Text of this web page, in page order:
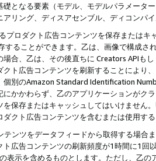
礎となる要素（モデル、モデルパラメータ
アリング、ディスアセンブル、ディコンパ
プロダクト広告コンテンツを保存または
することができます。乙は、画像で構成
合、乙は、その後直ちに Creators APIも
クト広告コンテンツを刷新することにより
個別のAmazon Standard Identification
かかわらず、乙のアプリケーションがク
を保存またはキャッシュしてはいけません
ダクト広告コンテンツを含むまたは使用す
テンツをデータフィードから取得する場合
ト広告コンテンツの刷新頻度が1時間に1
表示を含めるものとします。ただし、乙